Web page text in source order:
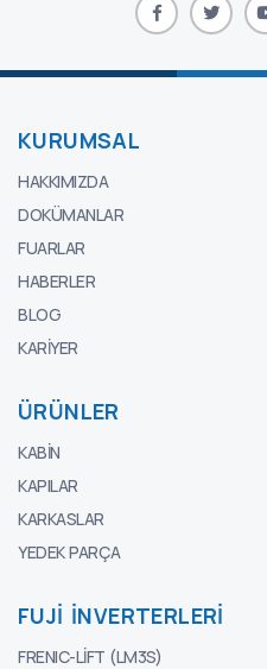
KURUMSAL
HAKKIMIZDA
DOKÜMANLAR
FUARLAR
HABERLER
BLOG
KARIYER
ÜRÜNLER
KABIN
KAPILAR
KARKASLAR
YEDEK PARÇA
FUJI İNVERTERLERI
FRENIC-LIFT (LM3S)